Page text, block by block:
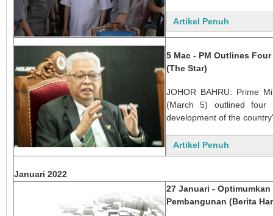
Artikel Penuh
5 Mac - PM Outlines
(The Star)
JOHOR BAHRU: Prime
(March 5) outlined
development of the
Artikel Penuh
Januari 2022
27 Januari -
Pembangunan (Berita